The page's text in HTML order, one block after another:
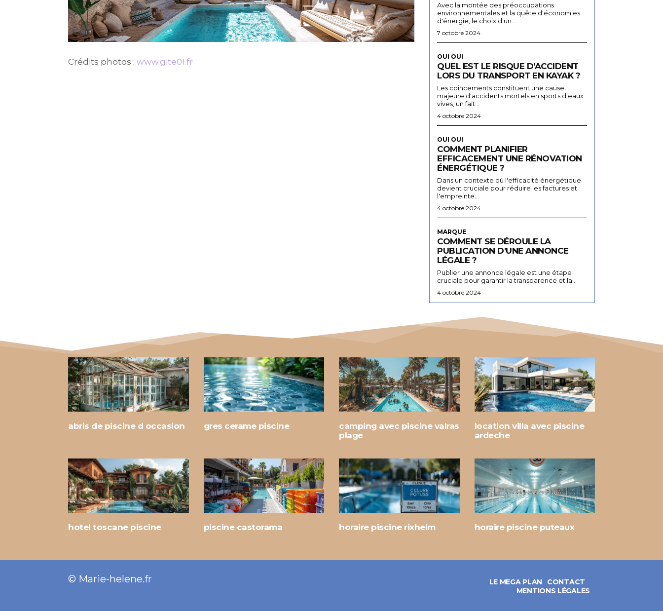
Crédits photos : www.gite01.fr
Avec la montée des préoccupations
environnementales et la quête d'économies
d'énergie, le choix d'un...
7 octobre 2024
OUI OUI
QUEL EST LE RISQUE D’ACCIDENT
LORS DU TRANSPORT EN KAYAK ?
Les coincements constituent une cause
majeure d'accidents mortels en sports d'eaux
vives, un fait...
4 octobre 2024
OUI OUI
COMMENT PLANIFIER
EFFICACEMENT UNE RÉNOVATION
ÉNERGÉTIQUE ?
Dans un contexte où l'efficacité énergétique
devient cruciale pour réduire les factures et
l'empreinte...
4 octobre 2024
MARQUE
COMMENT SE DÉROULE LA
PUBLICATION D’UNE ANNONCE
LÉGALE ?
Publier une annonce légale est une étape
cruciale pour garantir la transparence et la...
4 octobre 2024
abris de piscine d occasion gres cerame piscine
camping avec piscine valras
plage
location villa avec piscine
ardeche
hotel toscane piscine piscine castorama horaire piscine rixheim horaire piscine puteaux
© Marie-helene.fr LE MEGA PLAN
CONTACT
MENTIONS LÉGALES